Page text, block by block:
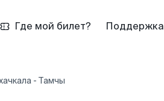
Где мой билет? Поддержка
- Тамчы